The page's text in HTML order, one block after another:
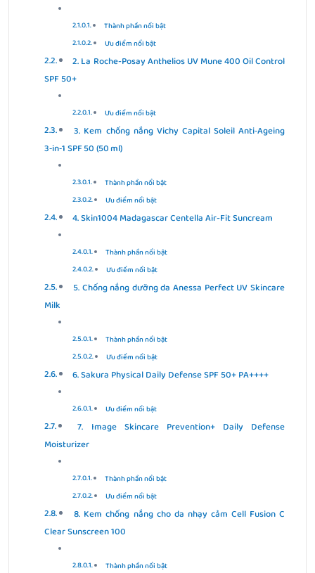
Thành phần nổi bật
Ưu điểm nổi bật
2. La Roche-Posay Anthelios UV Mune 400 Oil Control
SPF 50+
Ưu điểm nổi bật
3. Kem chống nắng Vichy Capital Soleil Anti‑Ageing
3‑in‑1 SPF 50 (50 ml)
Thành phần nổi bật
Ưu điểm nổi bật
4. Skin1004 Madagascar Centella Air-Fit Suncream
Thành phần nổi bật
Ưu điểm nổi bật
5. Chống nắng dưỡng da Anessa Perfect UV Skincare
Milk
Thành phần nổi bật
Ưu điểm nổi bật
6. Sakura Physical Daily Defense SPF 50+ PA++++
Ưu điểm nổi bật
7. Image Skincare Prevention+ Daily Defense
Moisturizer
Thành phần nổi bật
Ưu điểm nổi bật
8. Kem chống nắng cho da nhạy cảm Cell Fusion C
Clear Sunscreen 100
Thành phần nổi bật